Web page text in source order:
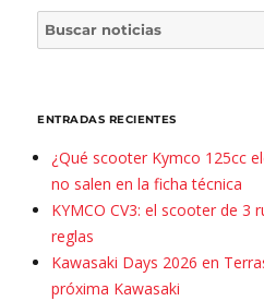
ENTRADAS RECIENTES
¿Qué scooter Kymco 125cc
no salen en la ficha técnica
KYMCO CV3: el scooter de 3
reglas
Kawasaki Days 2026 en
próxima Kawasaki